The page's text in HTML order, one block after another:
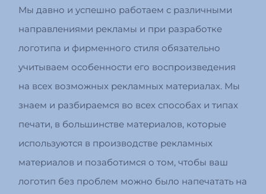
Мы давно и успешно работаем с различными
направлениями рекламы и при разработке
логотипа и фирменного стиля обязательно
учитываем особенности его воспроизведения
на всех возможных рекламных материалах. Мы
знаем и разбираемся во всех способах и типах
печати, в большинстве материалов, которые
используются в производстве рекламных
материалов и позаботимся о том, чтобы ваш
логотип без проблем можно было напечатать на